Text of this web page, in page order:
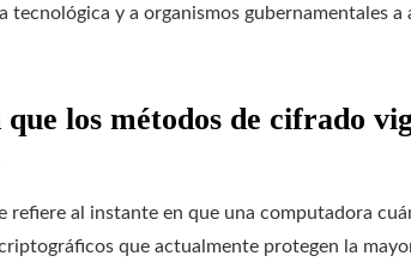
tecnológica y a organismos gubernamentales
los métodos de cifrado
refiere al instante en que una computadora
que actualmente protegen la